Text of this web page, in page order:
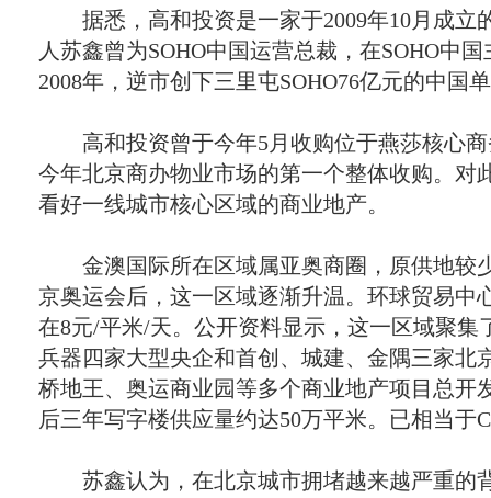
据悉，高和投资是一家于2009年10月成立
人苏鑫曾为SOHO中国运营总裁，在SOHO中
2008年，逆市创下三里屯SOHO76亿元的中国
高和投资曾于今年5月收购位于燕莎核心商
今年北京商办物业市场的第一个整体收购。对
看好一线城市核心区域的商业地产。
金澳国际所在区域属亚奥商圈，原供地较
京奥运会后，这一区域逐渐升温。环球贸易中
在8元/平米/天。公开资料显示，这一区域聚集
兵器四家大型央企和首创、城建、金隅三家北
桥地王、奥运商业园等多个商业地产项目总开
后三年写字楼供应量约达50万平米。已相当于
苏鑫认为，在北京城市拥堵越来越严重的